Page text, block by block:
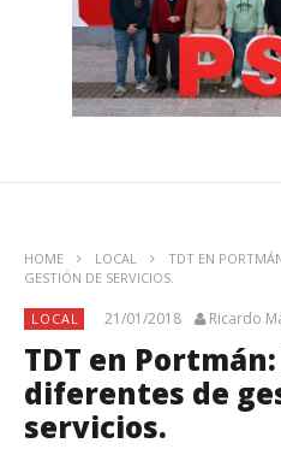
HOME LOCAL
TDT EN
GESTIÓN DE SERVICIOS.
LOCAL 21/01/2018 Ricardo
TDT en
diferentes de
servicios.